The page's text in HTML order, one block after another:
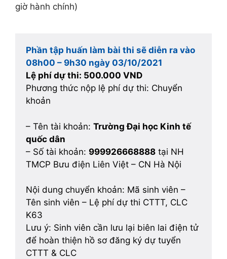
giờ hành chính)
Phần tập huấn làm bài thi sẽ diễn ra vào
08h00 – 9h30 ngày 03/10/2021
Lệ phí dự thi: 500.000 VND
Phương thức nộp lệ phí dự thi: Chuyển
khoản
– Tên tài khoản: Trường Đại học Kinh tế
quốc dân
– Số tài khoản: 999926668888 tại NH
TMCP Bưu điện Liên Việt – CN Hà Nội
Nội dung chuyển khoản: Mã sinh viên –
Tên sinh viên – Lệ phí dự thi CTTT, CLC
K63
Lưu ý: Sinh viên cần lưu lại biên lai điện tử
để hoàn thiện hồ sơ đăng ký dự tuyển
CTTT & CLC